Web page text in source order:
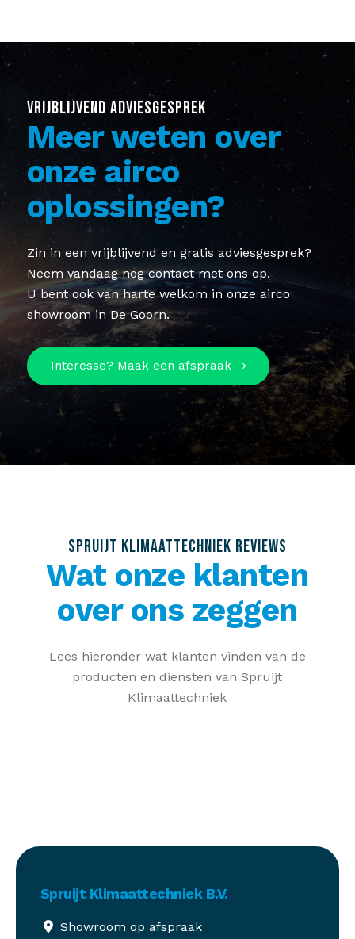
VRIJBLIJVEND ADVIESGESPREK
Meer weten over
onze airco
oplossingen?
Zin in een vrijblijvend en gratis adviesgesprek?
Neem vandaag nog contact met ons op.
U bent ook van harte welkom in onze airco
showroom in De Goorn.
Interesse? Maak een afspraak
SPRUIJT KLIMAATTECHNIEK REVIEWS
Wat onze klanten
over ons zeggen
Lees hieronder wat klanten vinden van de
producten en diensten van Spruijt
Klimaattechniek
Spruijt Klimaattechniek B.V.
Showroom op afspraak